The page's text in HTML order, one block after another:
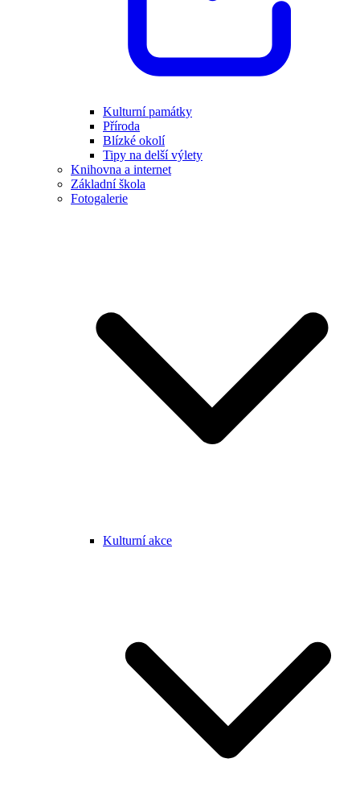
Kulturní památky
Příroda
Blízké okolí
Tipy na delší výlety
Knihovna a internet
Základní škola
Fotogalerie
Kulturní akce